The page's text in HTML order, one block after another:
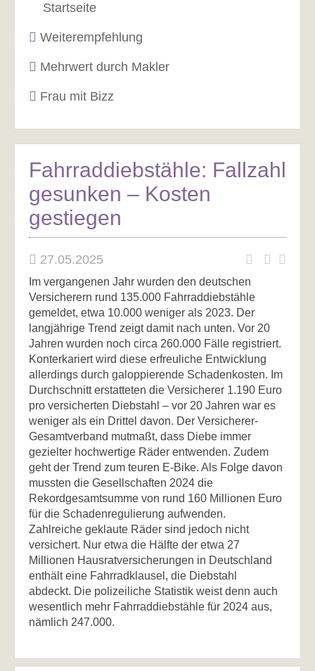
Startseite
Weiterempfehlung
Mehrwert durch Makler
Frau mit Bizz
Fahrraddiebstähle: Fallzahl
gesunken – Kosten
gestiegen
27.05.2025
Im vergangenen Jahr wurden den deutschen
Versicherern rund 135.000 Fahrraddiebstähle
gemeldet, etwa 10.000 weniger als 2023. Der
langjährige Trend zeigt damit nach unten. Vor 20
Jahren wurden noch circa 260.000 Fälle registriert.
Konterkariert wird diese erfreuliche Entwicklung
allerdings durch galoppierende Schadenkosten. Im
Durchschnitt erstatteten die Versicherer 1.190 Euro
pro versicherten Diebstahl – vor 20 Jahren war es
weniger als ein Drittel davon. Der Versicherer-
Gesamtverband mutmaßt, dass Diebe immer
gezielter hochwertige Räder entwenden. Zudem
geht der Trend zum teuren E-Bike. Als Folge davon
mussten die Gesellschaften 2024 die
Rekordgesamtsumme von rund 160 Millionen Euro
für die Schadenregulierung aufwenden.
Zahlreiche geklaute Räder sind jedoch nicht
versichert. Nur etwa die Hälfte der etwa 27
Millionen Hausratversicherungen in Deutschland
enthält eine Fahrradklausel, die Diebstahl
abdeckt. Die polizeiliche Statistik weist denn auch
wesentlich mehr Fahrraddiebstähle für 2024 aus,
nämlich 247.000.